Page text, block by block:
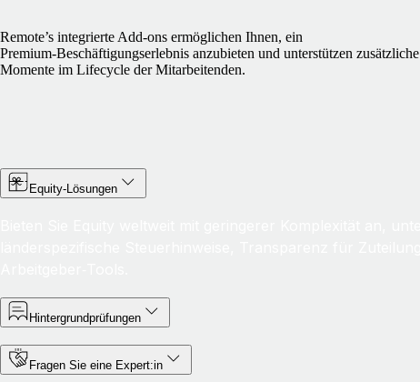
Remote’s integrierte Add‑ons ermöglichen Ihnen, ein
Premium‑Beschäftigungserlebnis anzubieten und unterstützen zusätzliche
Momente im Lifecycle der Mitarbeitenden.
Equity‑Lösungen
Hintergrundprüfungen
Fragen Sie eine Expert:in